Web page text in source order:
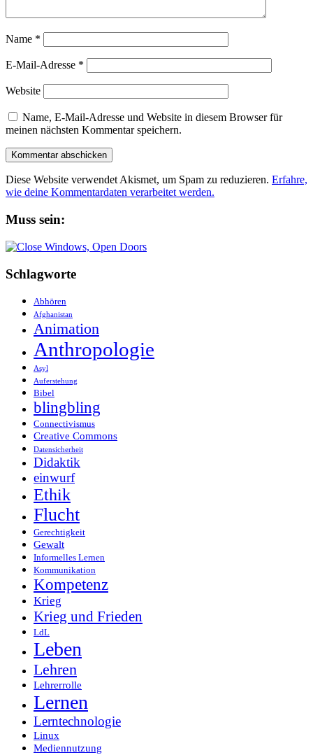
Name *
E-Mail-Adresse *
Website
Name, E-Mail-Adresse und Website in diesem Browser für
meinen nächsten Kommentar speichern.
Diese Website verwendet Akismet, um Spam zu reduzieren. Erfahre,
wie deine Kommentardaten verarbeitet werden.
Muss sein:
Schlagworte
Abhören
Afghanistan
Animation
Anthropologie
Asyl
Auferstehung
Bibel
blingbling
Connectivismus
Creative Commons
Datensicherheit
Didaktik
einwurf
Ethik
Flucht
Gerechtigkeit
Gewalt
Informelles Lernen
Kommunikation
Kompetenz
Krieg
Krieg und Frieden
LdL
Leben
Lehren
Lehrerrolle
Lernen
Lerntechnologie
Linux
Mediennutzung